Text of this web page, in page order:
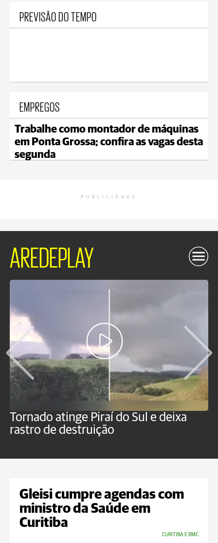
PREVISÃO DO TEMPO
EMPREGOS
Trabalhe como montador de máquinas
em Ponta Grossa; confira as vagas desta
segunda
PUBLICIDADE
AREDEPLAY
Tornado atinge Piraí do Sul e deixa
rastro de destruição
Gleisi cumpre agendas com
ministro da Saúde em
Curitiba
CURITIBA E RMC